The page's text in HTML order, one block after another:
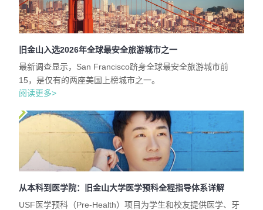
旧金山入选2026年全球最安全旅游城市之一
最新调查显示，San Francisco跻身全球最安全旅游城市前
15，是仅有的两座美国上榜城市之一。
阅读更多>
从本科到医学院：旧金山大学医学预科全程指导体系详解
USF医学预科（Pre-Health）项目为学生和校友提供医学、牙